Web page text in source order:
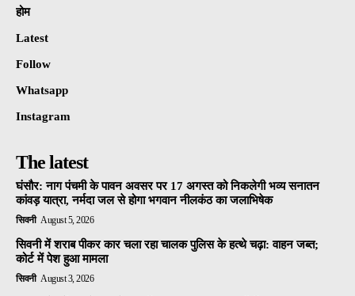
होम
Latest
Follow
Whatsapp
Instagram
The latest
घंसौर: नाग पंचमी के पावन अवसर पर 17 अगस्त को निकलेगी भव्य सनातन
कांवड़ यात्रा, नर्मदा जल से होगा भगवान नीलकंठ का जलाभिषेक
सिवनी August 5, 2026
सिवनी में शराब पीकर कार चला रहा चालक पुलिस के हत्थे चढ़ा: वाहन जब्त;
कोर्ट में पेश हुआ मामला
सिवनी August 3, 2026